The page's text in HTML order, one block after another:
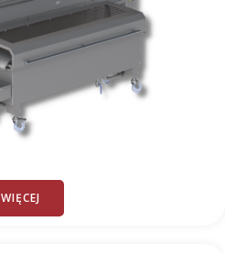
WIĘCEJ